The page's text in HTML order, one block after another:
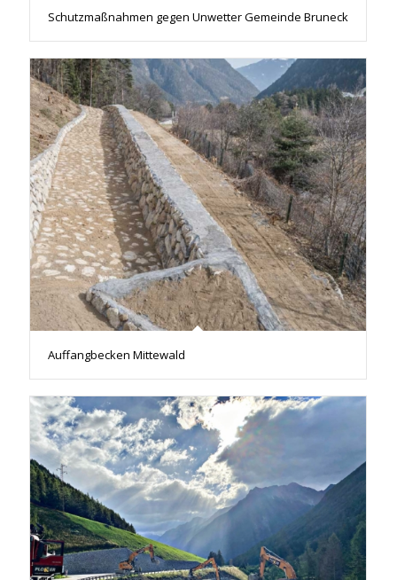
Schutzmaßnahmen gegen Unwetter Gemeinde Bruneck
Auffangbecken Mittewald